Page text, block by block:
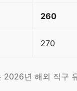
260
270
2026년 해외 직구